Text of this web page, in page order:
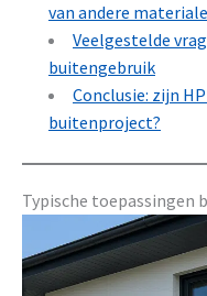
van andere
Veelgestelde
buitengebruik
Conclusie: zijn
buitenproject?
Typische toepassingen